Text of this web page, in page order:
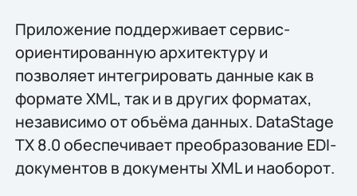
Приложение поддерживает сервис-
ориентированную архитектуру и
позволяет интегрировать данные как в
формате XML, так и в других форматах,
независимо от объёма данных. DataStage
TX 8.0 обеспечивает преобразование EDI-
документов в документы XML и наоборот.